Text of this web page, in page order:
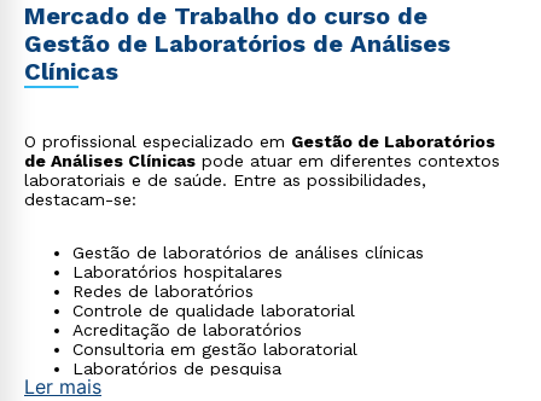
Mercado de Trabalho do curso de
Gestão de Laboratórios de Análises
Clínicas
O profissional especializado em Gestão de Laboratórios
de Análises Clínicas pode atuar em diferentes contextos
laboratoriais e de saúde. Entre as possibilidades,
destacam-se:
Gestão de laboratórios de análises clínicas
Laboratórios hospitalares
Redes de laboratórios
Controle de qualidade laboratorial
Acreditação de laboratórios
Consultoria em gestão laboratorial
Laboratórios de pesquisa
Ler mais